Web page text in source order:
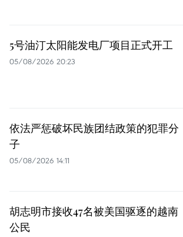
5号油汀太阳能发电厂项目正式开工
05/08/2026 20:23
依法严惩破坏民族团结政策的犯罪分
子
05/08/2026 14:11
胡志明市接收47名被美国驱逐的越南
公民